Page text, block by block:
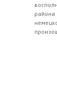
района